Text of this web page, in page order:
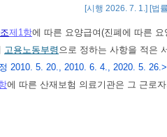
[시행 2026. 7. 1.] [법
제1항에 따른 요양급여(진폐에 따른
고용노동부령 으로 정하는 사항을 적은
2010. 5. 20., 2010. 6. 4., 2020. 5. 26.>
에 따른 산재보험 의료기관은 그 근로